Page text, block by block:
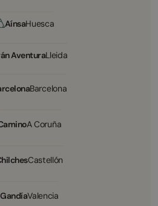
AínsaHuesca
AventuraLleida
Barcelona
A Coruña
Castellón
GandíaValencia